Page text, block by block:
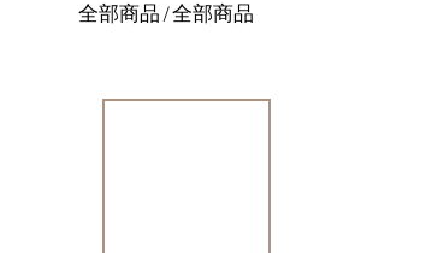
全部商品 /全部商品